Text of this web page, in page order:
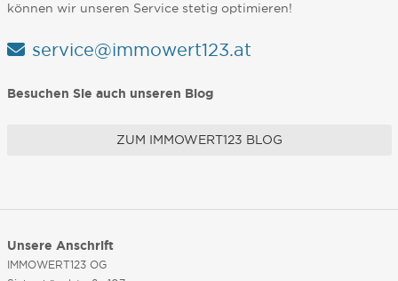
können wir unseren Service stetig optimieren!
service@immowert123.at
Besuchen Sie auch unseren Blog
ZUM IMMOWERT123 BLOG
Unsere Anschrift
IMMOWERT123 OG